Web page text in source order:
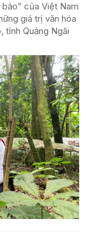
của Việt Nam
giá trị văn hóa
tỉnh Quảng Ngãi